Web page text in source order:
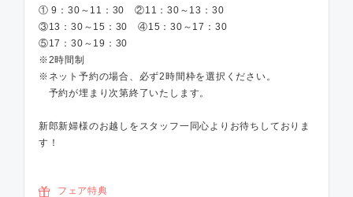
① 9：30～11：30 ②11：30～13：30
③13：30～15：30 ④15：30～17：30
⑤17：30～19：30
※2時間制
※ネット予約の場合、必ず2時間枠を選択ください。
予約が埋まり次第終了いたします。
新郎新婦様のお越しをスタッフ一同心よりお待ちしておりま
す！
フェア特典